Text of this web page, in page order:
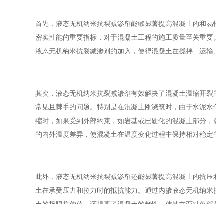
首先，液态无机纳米抗裂减渗剂能够显著提高混凝土的和
密实性能的重要指标，对于混凝土工程的施工质量至关重
液态无机纳米抗裂减渗剂的加入，使得混凝土在搅拌、运
其次，液态无机纳米抗裂减渗剂有效解决了混凝土温缩开
常见且棘手的问题。特别是在混凝土刚浇筑时，由于水泥
缩时，如果受到外部约束，如岩基或已硬化的混凝土部分
的内外温度差异，使混凝土在温度变化过程中保持相对稳定
此外，液态无机纳米抗裂减渗剂还能显著提高混凝土的抗
土在承受压力和拉力时的抵抗能力。通过内掺液态无机纳